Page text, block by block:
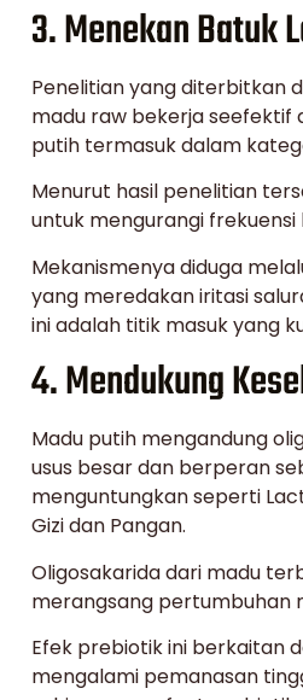
3. Menekan Batuk
Penelitian yang diterbitkan
madu raw bekerja
putih termasuk dalam
Menurut hasil penelitian
untuk mengurangi
Mekanismenya diduga
yang meredakan iritasi
ini adalah titik masuk yang
4. Mendukung
Madu putih mengandung
usus besar dan berperan
menguntungkan seperti
Gizi dan Pangan.
Oligosakarida dari madu
merangsang pertumbuhan
Efek prebiotik ini berkaitan
mengalami pemanasan